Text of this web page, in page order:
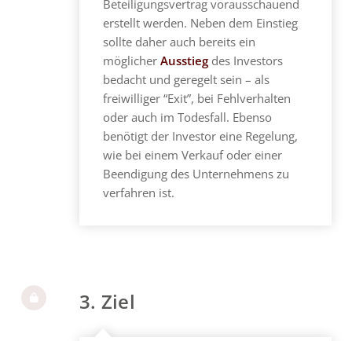
Beteiligungsvertrag vorausschauend
erstellt werden. Neben dem Einstieg
sollte daher auch bereits ein
möglicherAusstieg des Investors
bedacht und geregelt sein – als
freiwilliger “Exit”, bei Fehlverhalten
oder auch im Todesfall. Ebenso
benötigt der Investor eine Regelung,
wie bei einem Verkauf oder einer
Beendigung des Unternehmens zu
verfahren ist.
3. Ziel